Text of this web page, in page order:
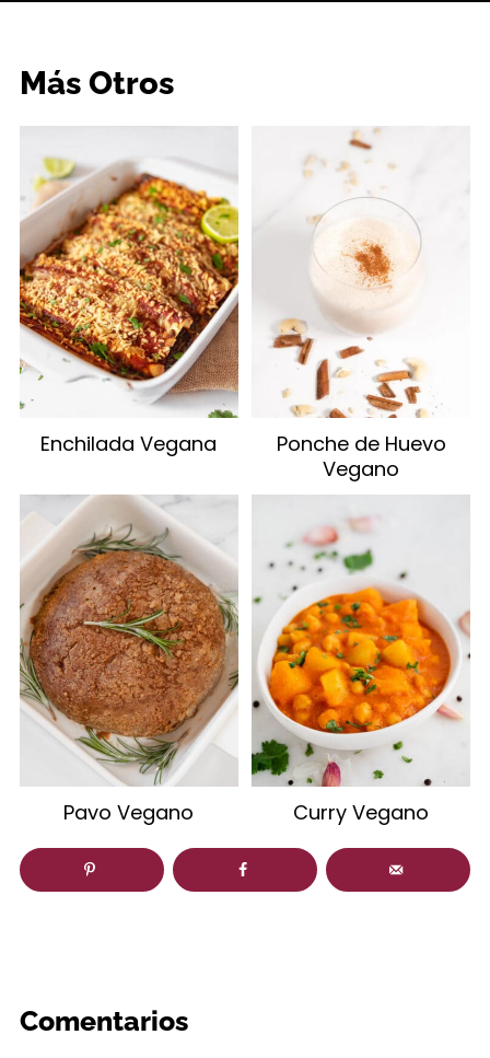
Más Otros
Enchilada Vegana
Ponche de Huevo
Vegano
Pavo Vegano Curry Vegano
Comentarios